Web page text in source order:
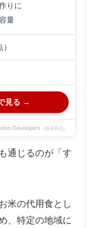
りに
量
見る →
Developers （執筆時点）
通じるのが「す
米の代用食とし
、特定の地域に